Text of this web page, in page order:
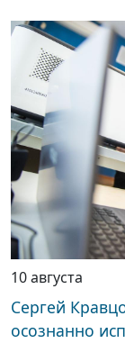
10 августа
Сергей
осознанно